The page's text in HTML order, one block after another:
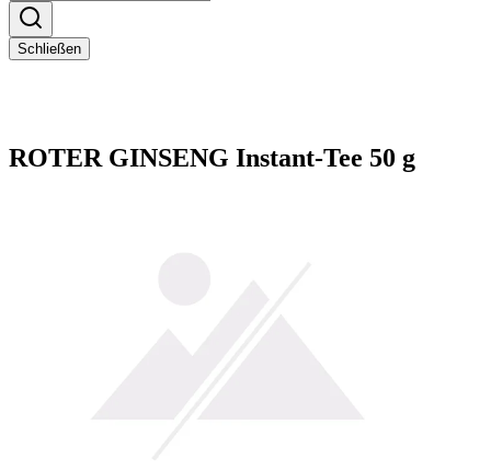
Schließen
ROTER GINSENG Instant-Tee 50 g